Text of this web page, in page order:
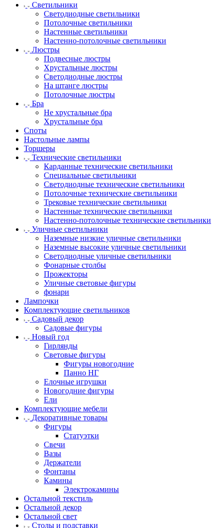
Светильники
Светодиодные светильники
Потолочные светильники
Настенные светильники
Настенно-потолочные светильники
Люстры
Подвесные люстры
Хрустальные люстры
Светодиодные люстры
На штанге люстры
Потолочные люстры
Бра
Не хрустальные бра
Хрустальные бра
Споты
Настольные лампы
Торшеры
Технические светильники
Карданные технические светильники
Специальные светильники
Светодиодные технические светильники
Потолочные технические светильники
Трековые технические светильники
Настенные технические светильники
Настенно-потолочные технические светильники
Уличные светильники
Наземные низкие уличные светильники
Наземные высокие уличные светильники
Светодиодные уличные светильники
Фонарные столбы
Прожекторы
Уличные световые фигуры
фонари
Лампочки
Комплектующие светильников
Садовый декор
Садовые фигуры
Новый год
Гирлянды
Световые фигуры
Фигуры новогодние
Панно НГ
Елочные игрушки
Новогодние фигуры
Ели
Комплектующие мебели
Декоративные товары
Фигуры
Статуэтки
Свечи
Вазы
Держатели
Фонтаны
Камины
Электрокамины
Остальной текстиль
Остальной декор
Остальной свет
Столы и подставки